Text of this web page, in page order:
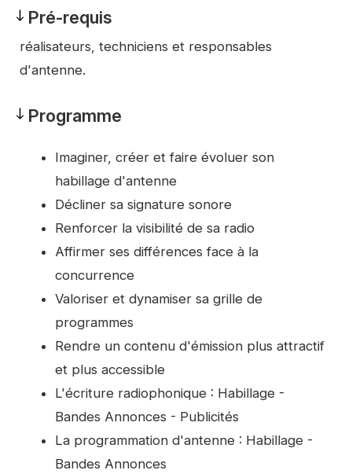
Pré-requis
Pré-
requis
réalisateurs, techniciens et responsables
d'antenne.
Programme
Imaginer, créer et faire évoluer son
habillage d'antenne
Décliner sa signature sonore
Renforcer la visibilité de sa radio
Affirmer ses différences face à la
concurrence
Valoriser et dynamiser sa grille de
programmes
Rendre un contenu d'émission plus attractif
et plus accessible
L'écriture radiophonique : Habillage -
Bandes Annonces - Publicités
La programmation d'antenne : Habillage -
Bandes Annonces